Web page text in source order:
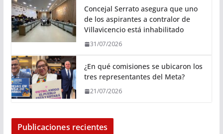
Concejal Serrato asegura que uno
de los aspirantes a contralor de
Villavicencio está inhabilitado
31/07/2026
¿En qué comisiones se ubicaron los
tres representantes del Meta?
21/07/2026
Publicaciones recientes